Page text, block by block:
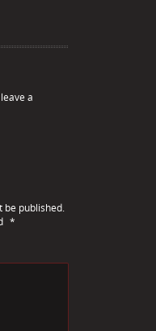
a
be published.
*